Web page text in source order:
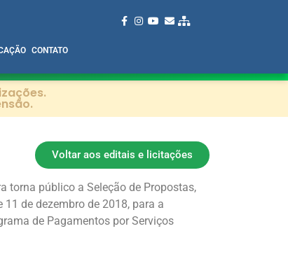
CONTATO
Voltar aos editais e licitações
torna público a Seleção de Propostas,
de dezembro de 2018, para a
de Pagamentos por Serviços